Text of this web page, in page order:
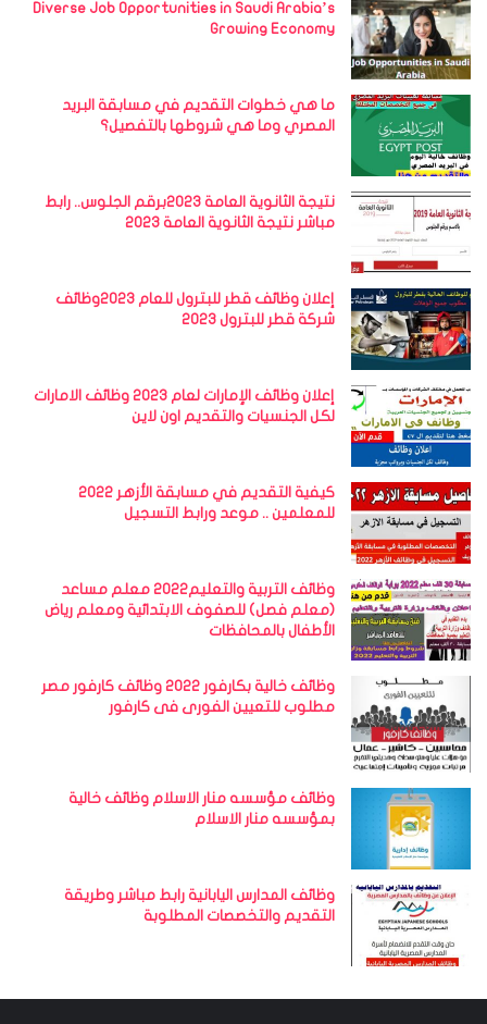
Diverse Job Opportunities in Saudi Arabia’s
Growing Economy
ما هي خطوات التقديم في مسابقة البريد
المصري وما هي شروطها بالتفصيل؟
نتيجة الثانوية العامة 2023برقم الجلوس.. رابط
مباشر نتيجة الثانوية العامة 2023
إعلان وظائف قطر للبترول للعام 2023وظائف
شركة قطر للبترول 2023
إعلان وظائف الإمارات لعام 2023 وظائف الامارات
لكل الجنسيات والتقديم اون لاين
كيفية التقديم في مسابقة الأزهر 2022
للمعلمين .. موعد ورابط التسجيل
وظائف التربية والتعليم2022 معلم مساعد
(معلم فصل) للصفوف الابتدائية ومعلم رياض
الأطفال بالمحافظات
وظائف خالية بكارفور 2022 وظائف كارفور مصر
مطلوب للتعيين الفورى فى كارفور
وظائف مؤسسه منار الاسلام وظائف خالية
بمؤسسه منار الاسلام
وظائف المدارس اليابانية رابط مباشر وطريقة
التقديم والتخصصات المطلوبة